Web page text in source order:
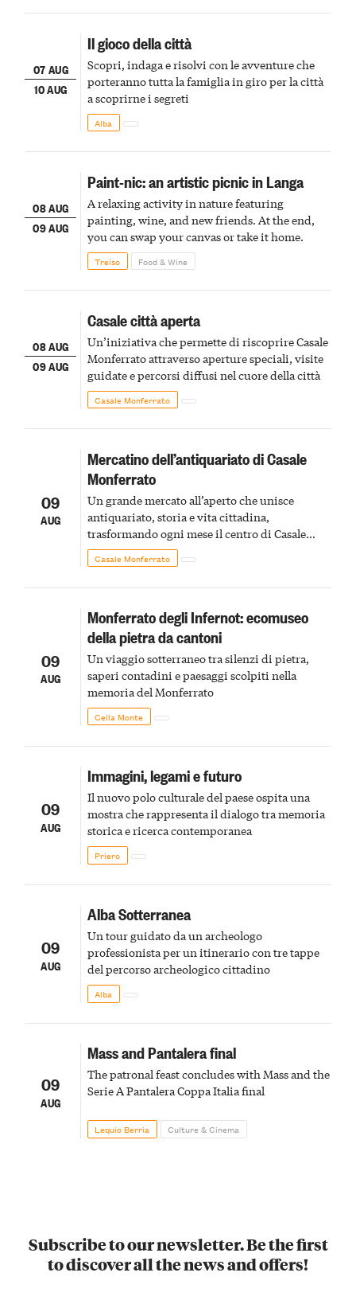
07 AUG
10 AUG
Il gioco della città
Scopri, indaga e risolvi con le avventure che
porteranno tutta la famiglia in giro per la città
a scoprirne i segreti
Alba
08 AUG
09 AUG
Paint-nic: an artistic picnic in Langa
A relaxing activity in nature featuring
painting, wine, and new friends. At the end,
you can swap your canvas or take it home.
Treiso Food & Wine
08 AUG
09 AUG
Casale città aperta
Un’iniziativa che permette di riscoprire Casale
Monferrato attraverso aperture speciali, visite
guidate e percorsi diffusi nel cuore della città
Casale Monferrato
09
AUG
Mercatino dell’antiquariato di Casale
Monferrato
Un grande mercato all’aperto che unisce
antiquariato, storia e vita cittadina,
trasformando ogni mese il centro di Casale
Monferrato in un luogo di scoperta e racconto
Casale Monferrato
09
AUG
Monferrato degli Infernot: ecomuseo
della pietra da cantoni
Un viaggio sotterraneo tra silenzi di pietra,
saperi contadini e paesaggi scolpiti nella
memoria del Monferrato
Cella Monte
09
AUG
Immagini, legami e futuro
Il nuovo polo culturale del paese ospita una
mostra che rappresenta il dialogo tra memoria
storica e ricerca contemporanea
Priero
09
AUG
Alba Sotterranea
Un tour guidato da un archeologo
professionista per un itinerario con tre tappe
del percorso archeologico cittadino
Alba
09
AUG
Mass and Pantalera final
The patronal feast concludes with Mass and the
Serie A Pantalera Coppa Italia final
Lequio Berria Culture & Cinema
Subscribe to our newsletter. Be the first
to discover all the news and offers!